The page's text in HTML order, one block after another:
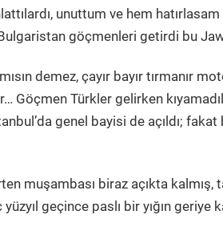
unuttum ve hem
göçmenleri getirdi bu
demez, çayır bayır tırmanır
Göçmen Türkler gelirken
genel bayisi de açıldı;
muşambası biraz açıkta kalmış,
geçince paslı bir yığın geriye